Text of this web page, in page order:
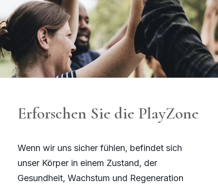
Erforschen Sie die PlayZone
Wenn wir uns sicher fühlen, befindet sich
unser Körper in einem Zustand, der
Gesundheit, Wachstum und Regeneration